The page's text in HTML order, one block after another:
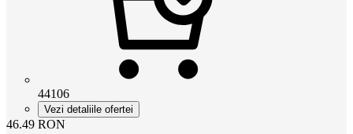
44106
Vezi detaliile ofertei
46.49 RON